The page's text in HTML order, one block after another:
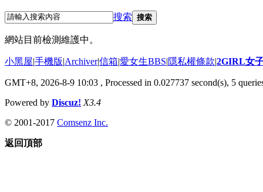
搜索 搜索
網站目前檢測維護中。
小黑屋|手機版|Archiver|信箱|愛女生BBS|隱私權條款|2GIRL女
GMT+8, 2026-8-9 10:03 , Processed in 0.027737 second(s), 5
Powered by Discuz! X3.4
© 2001-2017 Comsenz Inc.
返回頂部